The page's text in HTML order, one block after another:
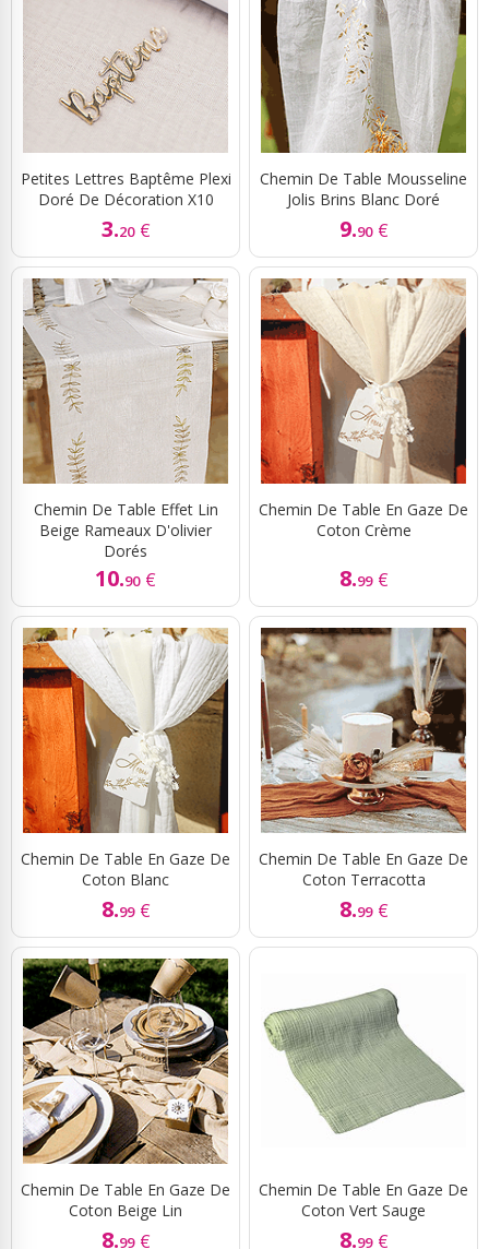
Petites Lettres Baptême Plexi
Doré De Décoration X10
3.20 €
Chemin De Table Mousseline
Jolis Brins Blanc Doré
9.90 €
Chemin De Table Effet Lin
Beige Rameaux D'olivier
Dorés
10.90 €
Chemin De Table En Gaze De
Coton Crème
8.99 €
Chemin De Table En Gaze De
Coton Blanc
8.99 €
Chemin De Table En Gaze De
Coton Terracotta
8.99 €
Chemin De Table En Gaze De
Coton Beige Lin
8.99 €
Chemin De Table En Gaze De
Coton Vert Sauge
8.99 €